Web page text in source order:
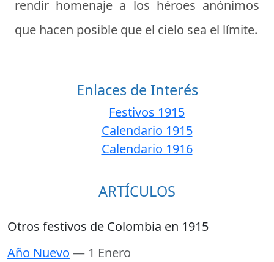
rendir homenaje a los héroes anónimos
que hacen posible que el cielo sea el límite.
Enlaces de Interés
Festivos 1915
Calendario 1915
Calendario 1916
ARTÍCULOS
Otros festivos de Colombia en 1915
Año Nuevo — 1 Enero